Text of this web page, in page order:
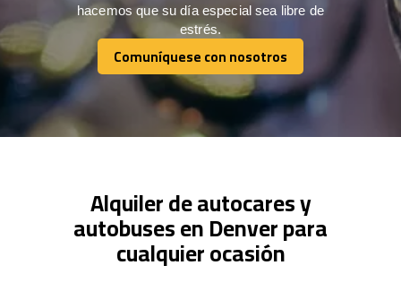
hacemos que su día especial sea libre de
estrés.
Comuníquese con nosotros
Comuníquese con nosotros
Alquiler de autocares y
autobuses en Denver para
cualquier ocasión